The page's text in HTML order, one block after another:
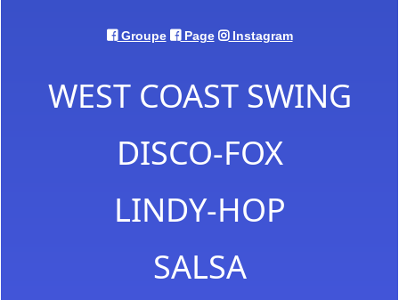
Groupe Page Instagram
WEST COAST SWING
DISCO-FOX
LINDY-HOP
SALSA